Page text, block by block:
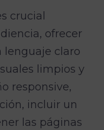
crucial
ofrecer
lenguaje claro
limpios y
responsive,
incluir un
las páginas